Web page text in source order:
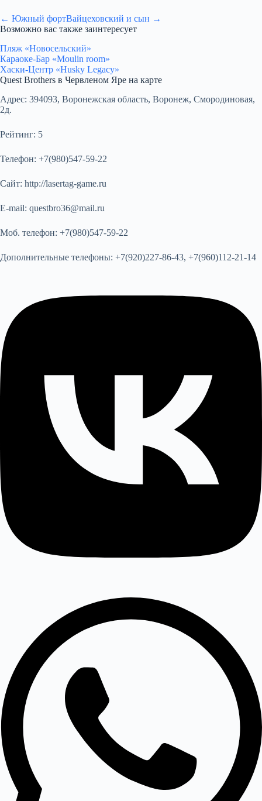
← Южный фортВайцеховский и сын →
Возможно вас также заинтересует
Пляж «Новосельский»
Караоке-Бар «Moulin room»
Хаски-Центр «Husky Legacy»
Quest Brothers в Червленом Яре на карте
Адрес: 394093, Воронежская область, Воронеж, Смородиновая,
2д.
Рейтинг: 5
Телефон: +7(980)547-59-22
Сайт: http://lasertag-game.ru
E-mail: questbro36@mail.ru
Моб. телефон: +7(980)547-59-22
Дополнительные телефоны: +7(920)227-86-43, +7(960)112-21-14